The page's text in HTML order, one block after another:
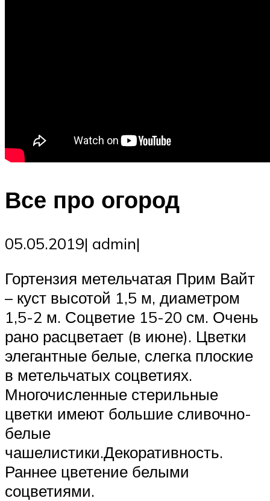
Все про огород
05.05.2019| admin|
Гортензия метельчатая Прим Вайт
– куст высотой 1,5 м, диаметром
1,5-2 м. Соцветие 15-20 см. Очень
рано расцветает (в июне). Цветки
элегантные белые, слегка плоские
в метельчатых соцветиях.
Многочисленные стерильные
цветки имеют большие сливочно-
белые
чашелистики.Декоративность.
Раннее цветение белыми
соцветиями.